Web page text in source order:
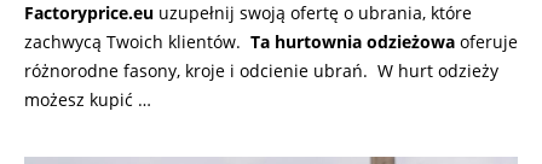
Factoryprice.eu uzupełnij swoją ofertę o ubrania, które
zachwycą Twoich klientów. Ta hurtownia odzieżowa oferuje
różnorodne fasony, kroje i odcienie ubrań. W hurt odzieży
możesz kupić …